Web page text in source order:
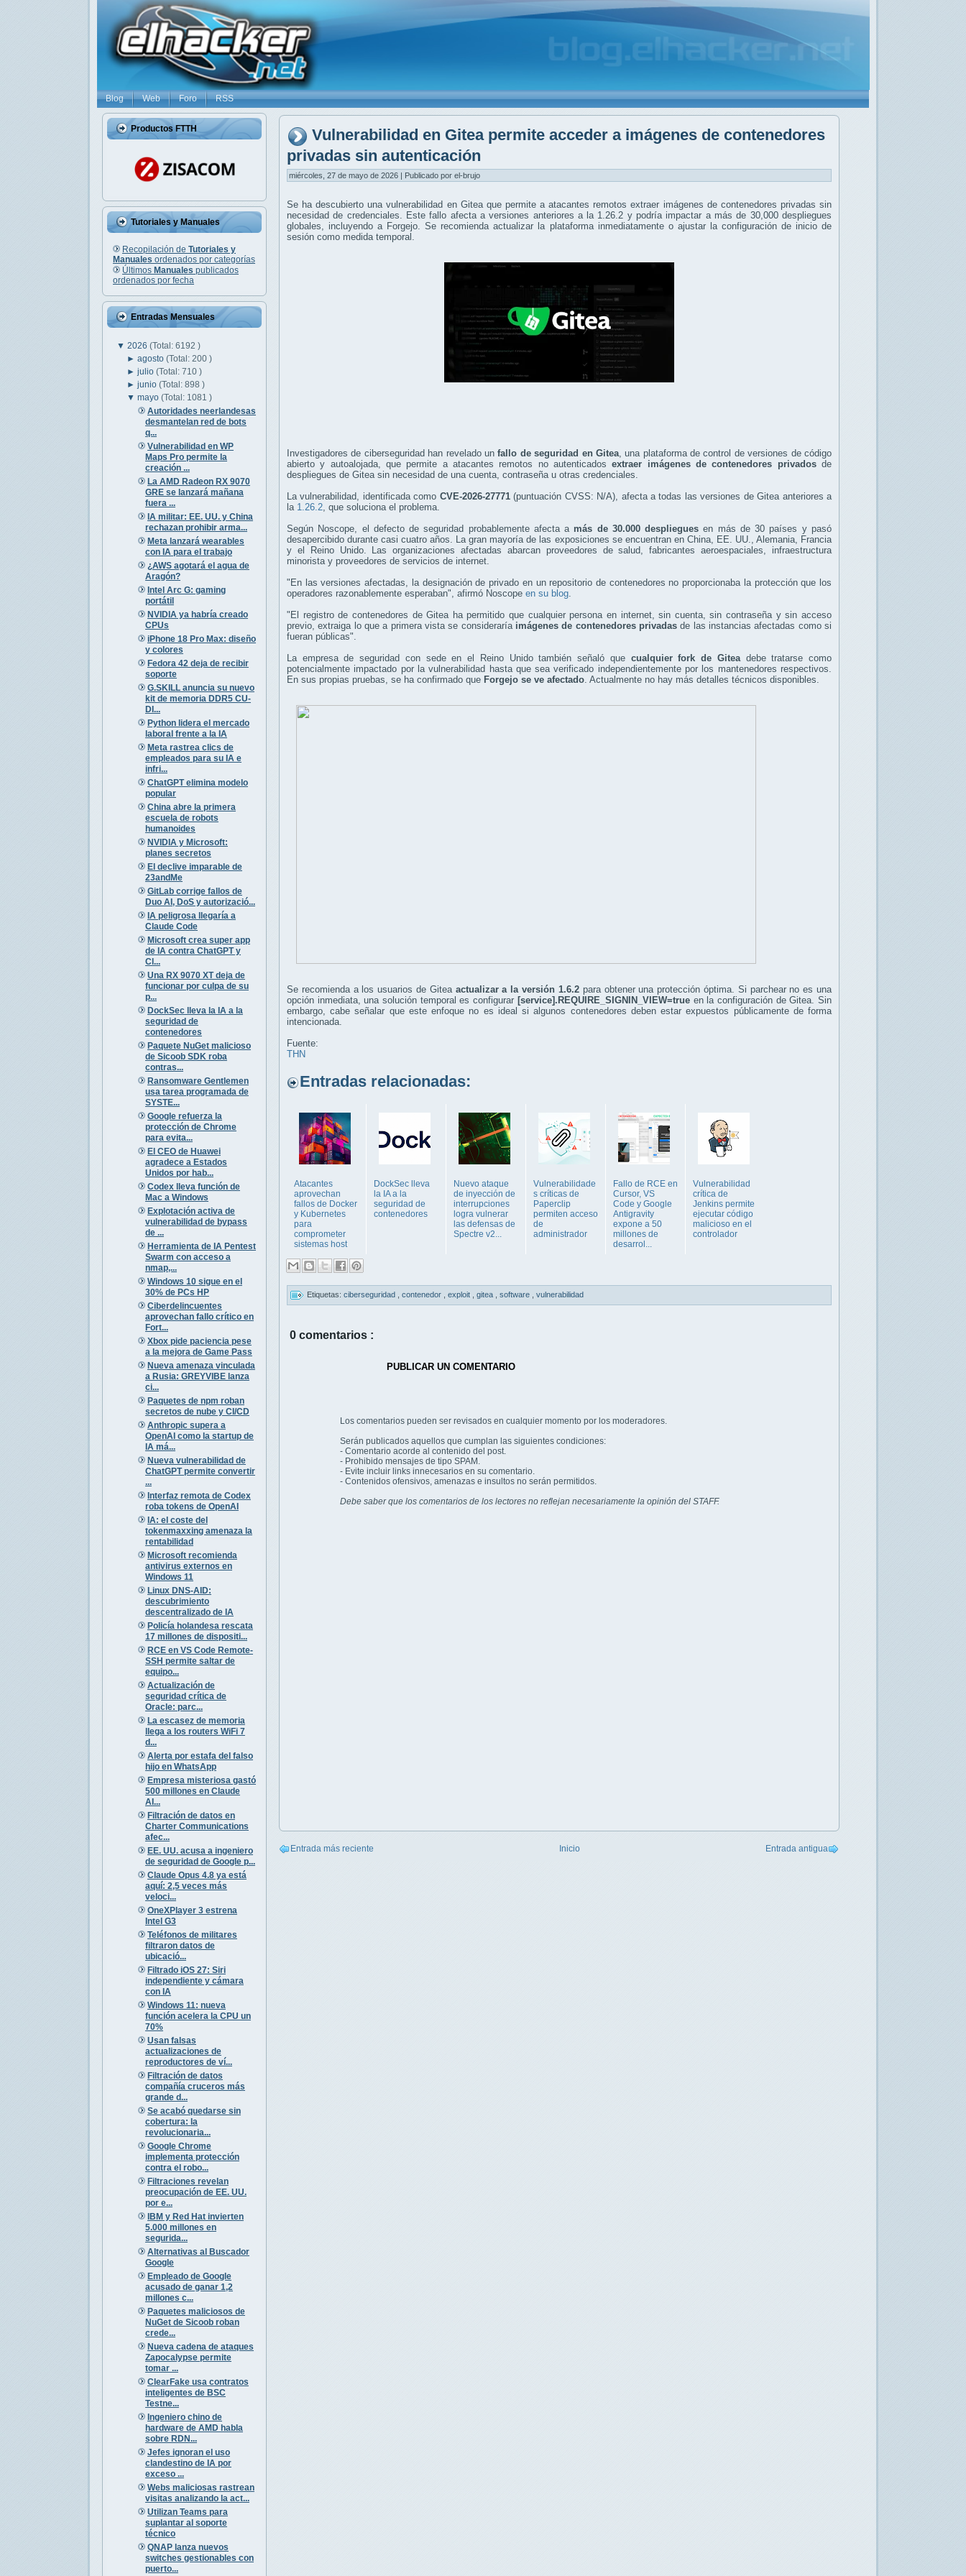
Blog Web Foro RSS
Productos FTTH
Tutoriales y Manuales
Recopilación de Tutoriales y
Manuales ordenados por categorías
Últimos Manuales publicados
ordenados por fecha
Entradas Mensuales
▼ 2026 (Total: 6192 )
►agosto(Total: 200 )
►julio(Total: 710 )
►junio(Total: 898 )
▼mayo(Total: 1081 )
Autoridades neerlandesas
desmantelan red de bots
q...
Vulnerabilidad en WP
Maps Pro permite la
creación ...
La AMD Radeon RX 9070
GRE se lanzará mañana
fuera ...
IA militar: EE. UU. y China
rechazan prohibir arma...
Meta lanzará wearables
con IA para el trabajo
¿AWS agotará el agua de
Aragón?
Intel Arc G: gaming
portátil
NVIDIA ya habría creado
CPUs
iPhone 18 Pro Max: diseño
y colores
Fedora 42 deja de recibir
soporte
G.SKILL anuncia su nuevo
kit de memoria DDR5 CU-
DI...
Python lidera el mercado
laboral frente a la IA
Meta rastrea clics de
empleados para su IA e
infri...
ChatGPT elimina modelo
popular
China abre la primera
escuela de robots
humanoides
NVIDIA y Microsoft:
planes secretos
El declive imparable de
23andMe
GitLab corrige fallos de
Duo AI, DoS y autorizació...
IA peligrosa llegaría a
Claude Code
Microsoft crea super app
de IA contra ChatGPT y
Cl...
Una RX 9070 XT deja de
funcionar por culpa de su
p...
DockSec lleva la IA a la
seguridad de
contenedores
Paquete NuGet malicioso
de Sicoob SDK roba
contras...
Ransomware Gentlemen
usa tarea programada de
SYSTE...
Google refuerza la
protección de Chrome
para evita...
El CEO de Huawei
agradece a Estados
Unidos por hab...
Codex lleva función de
Mac a Windows
Explotación activa de
vulnerabilidad de bypass
de ...
Herramienta de IA Pentest
Swarm con acceso a
nmap,...
Windows 10 sigue en el
30% de PCs HP
Ciberdelincuentes
aprovechan fallo crítico en
Fort...
Xbox pide paciencia pese
a la mejora de Game Pass
Nueva amenaza vinculada
a Rusia: GREYVIBE lanza
ci...
Paquetes de npm roban
secretos de nube y CI/CD
Anthropic supera a
OpenAI como la startup de
IA má...
Nueva vulnerabilidad de
ChatGPT permite convertir
...
Interfaz remota de Codex
roba tokens de OpenAI
IA: el coste del
tokenmaxxing amenaza la
rentabilidad
Microsoft recomienda
antivirus externos en
Windows 11
Linux DNS-AID:
descubrimiento
descentralizado de IA
Policía holandesa rescata
17 millones de dispositi...
RCE en VS Code Remote-
SSH permite saltar de
equipo...
Actualización de
seguridad crítica de
Oracle: parc...
La escasez de memoria
llega a los routers WiFi 7
d...
Alerta por estafa del falso
hijo en WhatsApp
Empresa misteriosa gastó
500 millones en Claude
AI...
Filtración de datos en
Charter Communications
afec...
EE. UU. acusa a ingeniero
de seguridad de Google p...
Claude Opus 4.8 ya está
aquí: 2,5 veces más
veloci...
OneXPlayer 3 estrena
Intel G3
Teléfonos de militares
filtraron datos de
ubicació...
Filtrado iOS 27: Siri
independiente y cámara
con IA
Windows 11: nueva
función acelera la CPU un
70%
Usan falsas
actualizaciones de
reproductores de ví...
Filtración de datos
compañía cruceros más
grande d...
Se acabó quedarse sin
cobertura: la
revolucionaria...
Google Chrome
implementa protección
contra el robo...
Filtraciones revelan
preocupación de EE. UU.
por e...
IBM y Red Hat invierten
5.000 millones en
segurida...
Alternativas al Buscador
Google
Empleado de Google
acusado de ganar 1,2
millones c...
Paquetes maliciosos de
NuGet de Sicoob roban
crede...
Nueva cadena de ataques
Zapocalypse permite
tomar ...
ClearFake usa contratos
inteligentes de BSC
Testne...
Ingeniero chino de
hardware de AMD habla
sobre RDN...
Jefes ignoran el uso
clandestino de IA por
exceso ...
Webs maliciosas rastrean
visitas analizando la act...
Utilizan Teams para
suplantar al soporte
técnico
QNAP lanza nuevos
switches gestionables con
puerto...
Vulnerabilidad en Gitea permite acceder a imágenes de contenedores
privadas sin autenticación
miércoles, 27 de mayo de 2026 | Publicado por el-brujo
Se ha descubierto una vulnerabilidad en Gitea que permite a atacantes remotos extraer imágenes de contenedores privadas sin
necesidad de credenciales. Este fallo afecta a versiones anteriores a la 1.26.2 y podría impactar a más de 30,000 despliegues
globales, incluyendo a Forgejo. Se recomienda actualizar la plataforma inmediatamente o ajustar la configuración de inicio de
sesión como medida temporal.
Investigadores de ciberseguridad han revelado unfallo de seguridad en Gitea, una plataforma de control de versiones de código
abierto y autoalojada, que permite a atacantes remotos no autenticadosextraer imágenes de contenedores privadosde
despliegues de Gitea sin necesidad de una cuenta, contraseña u otras credenciales.
La vulnerabilidad, identificada como CVE-2026-27771(puntuación CVSS: N/A), afecta a todas las versiones de Gitea anteriores a
la 1.26.2 , que soluciona el problema.
Según Noscope, el defecto de seguridad probablemente afecta a más de 30.000 despliegues en más de 30 países y pasó
desapercibido durante casi cuatro años. La gran mayoría de las exposiciones se encuentran en China, EE. UU., Alemania, Francia
y el Reino Unido. Las organizaciones afectadas abarcan proveedores de salud, fabricantes aeroespaciales, infraestructura
minorista y proveedores de servicios de internet.
"En las versiones afectadas, la designación de privado en un repositorio de contenedores no proporcionaba la protección que los
operadores razonablemente esperaban", afirmó Noscope en su blog
"El registro de contenedores de Gitea ha permitido que cualquier persona en internet, sin cuenta, sin contraseña y sin acceso
previo, extraiga lo que a primera vista se consideraría imágenes de contenedores privadas de las instancias afectadas como si
fueran públicas".
La empresa de seguridad con sede en el Reino Unido también señaló que cualquier fork de Giteadebe tratarse como
potencialmente impactado por la vulnerabilidad hasta que sea verificado independientemente por los mantenedores respectivos.
En sus propias pruebas, se ha confirmado que Forgejo se ve afectado . Actualmente no hay más detalles técnicos disponibles.
Se recomienda a los usuarios de Gitea actualizar a la versión 1.6.2para obtener una protección óptima. Si parchear no es una
opción inmediata, una solución temporal es configurar [service].REQUIRE_SIGNIN_VIEW=trueen la configuración de Gitea. Sin
embargo, cabe señalar que este enfoque no es ideal si algunos contenedores deben estar expuestos públicamente de forma
intencionada.
Fuente:
THN
Entradas relacionadas:
Atacantes
aprovechan
fallos de Docker
y Kubernetes
para
comprometer
sistemas host
DockSec lleva
la IA a la
seguridad de
contenedores
Nuevo ataque
de inyección de
interrupciones
logra vulnerar
las defensas de
Spectre v2...
Vulnerabilidade
s críticas de
Paperclip
permiten acceso
de
administrador
Fallo de RCE en
Cursor, VS
Code y Google
Antigravity
expone a 50
millones de
desarrol...
Vulnerabilidad
crítica de
Jenkins permite
ejecutar código
malicioso en el
controlador
Etiquetas: ciberseguridad contenedor exploit gitea software vulnerabilidad
0 comentarios :
PUBLICAR UN COMENTARIO
Los comentarios pueden ser revisados en cualquier momento por los moderadores.
Serán publicados aquellos que cumplan las siguientes condiciones:
- Comentario acorde al contenido del post.
- Prohibido mensajes de tipo SPAM.
- Evite incluir links innecesarios en su comentario.
- Contenidos ofensivos, amenazas e insultos no serán permitidos.
Debe saber que los comentarios de los lectores no reflejan necesariamente la opinión del STAFF.
Entrada más reciente Entrada antigua
Inicio